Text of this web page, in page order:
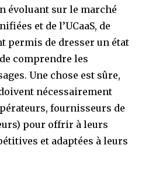
évoluant sur le marché
et de l’UCaaS, de
permis de dresser un état
comprendre les
Une chose est sûre,
nécessairement
fournisseurs de
pour offrir à leurs
et adaptées à leurs